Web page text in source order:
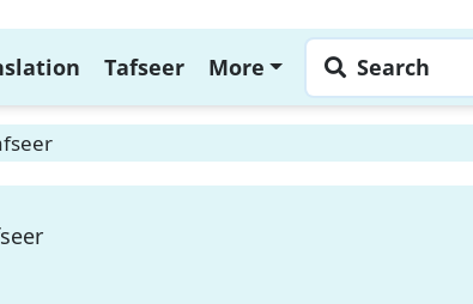
Tafseer More Search